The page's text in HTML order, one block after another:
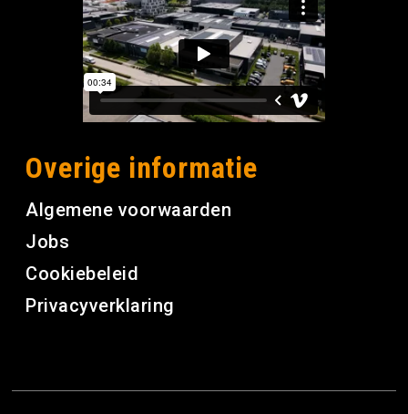
Overige informatie
Algemene voorwaarden
Jobs
Cookiebeleid
Privacyverklaring